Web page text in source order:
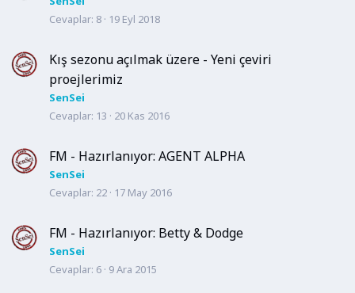
Cevaplar 8 19 Eyl 2018
Kış sezonu açılmak üzere - Yeni çeviri
proejlerimiz
SenSei
Cevaplar 13 20 Kas 2016
FM - Hazırlanıyor: AGENT ALPHA
SenSei
Cevaplar 22 17 May 2016
FM - Hazırlanıyor: Betty & Dodge
SenSei
Cevaplar 6 9 Ara 2015